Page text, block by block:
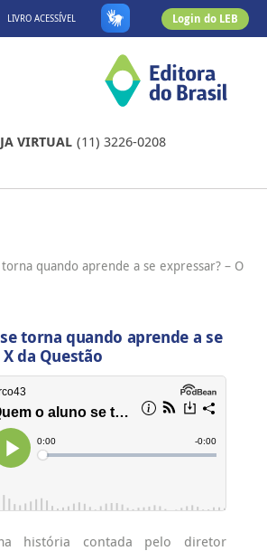
LIVRO ACESSÍVEL Login do LEB
VIRTUAL (11) 3226-0208
quando aprende a se expressar? – O
torna quando aprende a se
da Questão
história contada pelo diretor